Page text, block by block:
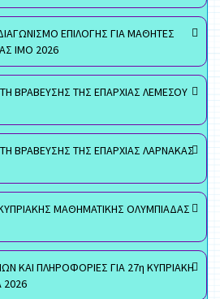
ΕΠΙΛΟΓΗΣ ΓΙΑ ΜΑΘΗΤΕΣ
ΙΜΟ 2026
ΒΡΑΒΕΥΣΗΣ ΤΗΣ ΕΠΑΡΧΙΑΣ ΛΕΜΕΣΟΥ
ΒΡΑΒΕΥΣΗΣ ΤΗΣ ΕΠΑΡΧΙΑΣ ΛΑΡΝΑΚΑΣ
ΜΑΘΗΜΑΤΙΚΗΣ ΟΛΥΜΠΙΑΔΑΣ
ΚΑΙ ΠΛΗΡΟΦΟΡΙΕΣ ΓΙΑ 27η ΚΥΠΡΙΑΚΗ